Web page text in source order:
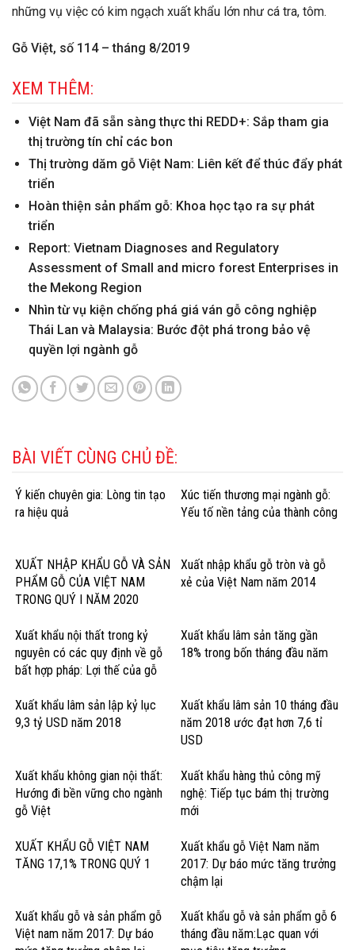
những vụ việc có kim ngạch xuất khẩu lớn như cá tra, tôm.
Gỗ Việt, số 114 – tháng 8/2019
XEM THÊM:
Việt Nam đã sẵn sàng thực thi REDD+: Sắp tham gia
thị trường tín chỉ các bon
Thị trường dăm gỗ Việt Nam: Liên kết để thúc đẩy phát
triển
Hoàn thiện sản phẩm gỗ: Khoa học tạo ra sự phát
triển
Report: Vietnam Diagnoses and Regulatory
Assessment of Small and micro forest Enterprises in
the Mekong Region
Nhìn từ vụ kiện chống phá giá ván gỗ công nghiệp
Thái Lan và Malaysia: Bước đột phá trong bảo vệ
quyền lợi ngành gỗ
BÀI VIẾT CÙNG CHỦ ĐỀ:
Ý kiến chuyên gia: Lòng tin tạo
ra hiệu quả
Xúc tiến thương mại ngành gỗ:
Yếu tố nền tảng của thành công
XUẤT NHẬP KHẨU GỖ VÀ SẢN
PHẨM GỖ CỦA VIỆT NAM
TRONG QUÝ I NĂM 2020
Xuất nhập khẩu gỗ tròn và gỗ
xẻ của Việt Nam năm 2014
Xuất khẩu nội thất trong kỷ
nguyên có các quy định về gỗ
bất hợp pháp: Lợi thế của gỗ
Xuất khẩu lâm sản tăng gần
18% trong bốn tháng đầu năm
Xuất khẩu lâm sản lập kỷ lục
9,3 tỷ USD năm 2018
Xuất khẩu lâm sản 10 tháng đầu
năm 2018 ước đạt hơn 7,6 tỉ
USD
Xuất khẩu không gian nội thất:
Hướng đi bền vững cho ngành
gỗ Việt
Xuất khẩu hàng thủ công mỹ
nghệ: Tiếp tục bám thị trường
mới
XUẤT KHẨU GỖ VIỆT NAM
TĂNG 17,1% TRONG QUÝ 1
Xuất khẩu gỗ Việt Nam năm
2017: Dự báo mức tăng trưởng
chậm lại
Xuất khẩu gỗ và sản phẩm gỗ
Việt nam năm 2017: Dự báo
Xuất khẩu gỗ và sản phẩm gỗ 6
tháng đầu năm:Lạc quan với